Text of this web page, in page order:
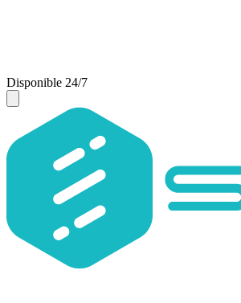
Disponible 24/7